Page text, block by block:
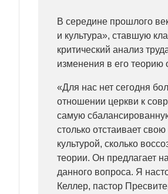
В середине прошлого
и культура», ставшую
критический анализ
изменения в его теорию
«Для нас нет сегодня
отношении церкви к
самую
столько отстаивает
культурой, сколько
теории. Он предлагает
данного вопроса. Я
Келлер, пастор